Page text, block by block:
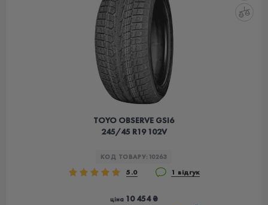
TOYO OBSERVE GSI6
245/45 R19 102V
КОД ТОВАРУ: 10263
5.0 1 відгук
ціна10 454 ₴